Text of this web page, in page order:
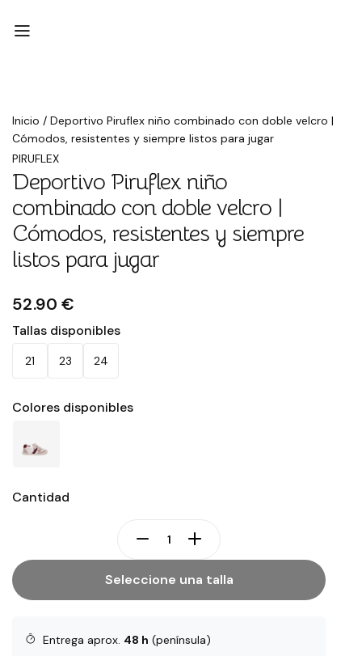
Inicio / Deportivo Piruflex niño combinado con doble velcro |
Cómodos, resistentes y siempre listos para jugar
PIRUFLEX
Deportivo Piruflex niño
combinado con doble velcro |
Cómodos, resistentes y siempre
listos para jugar
52.90 €
Tallas disponibles
21 23 24
Colores disponibles
Cantidad
Seleccione una talla
Entrega aprox. 48 h (península)